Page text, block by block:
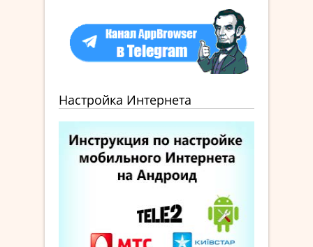
Настройка Интернета